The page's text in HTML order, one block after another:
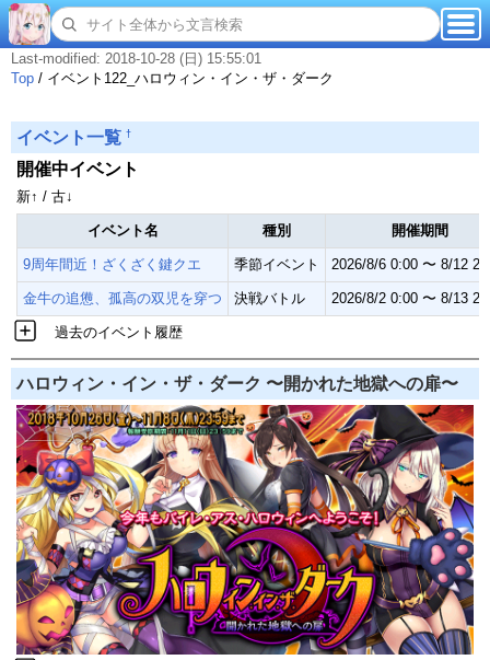
Last-modified: 2018-10-28 (日) 15:55:01
Top / イベント122_ハロウィン・イン・ザ・ダーク
イベント一覧 †
開催中イベント
新↑ / 古↓
イベント名 種別 開催期間
9周年間近！ざくざく鍵クエ 季節イベント 2026/8/6 0:00 〜 8/12
金牛の追憊、孤高の双児を穿つ 決戦バトル 2026/8/2 0:00 〜 8/13
過去のイベント履歴
ハロウィン・イン・ザ・ダーク 〜開かれた地獄への扉〜